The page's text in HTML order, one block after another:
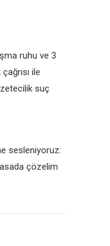
ruhu ve 3
ile
suç
sesleniyoruz:
çözelim